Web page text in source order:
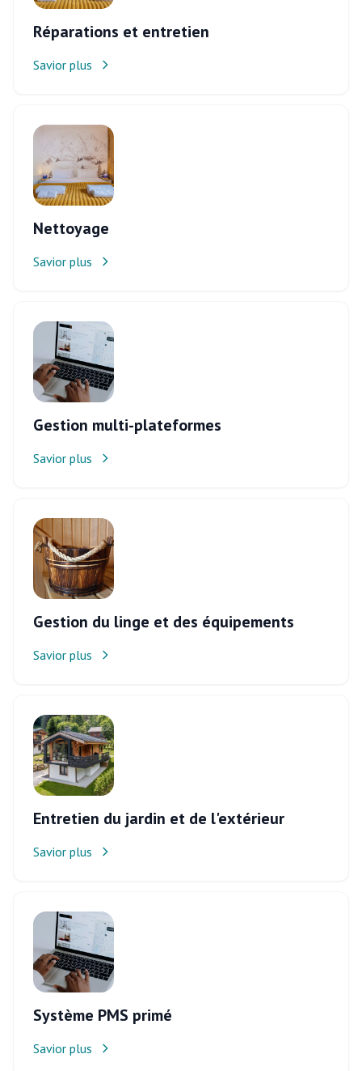
Réparations et entretien
Savior plus
Nettoyage
Savior plus
Gestion multi-plateformes
Savior plus
Gestion du linge et des équipements
Savior plus
Entretien du jardin et de l'extérieur
Savior plus
Système PMS primé
Savior plus